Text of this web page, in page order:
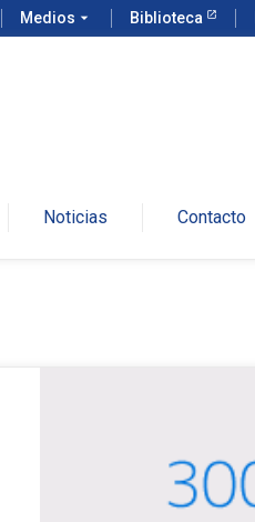
Medios arrow_drop_down Biblioteca
Noticias Contacto